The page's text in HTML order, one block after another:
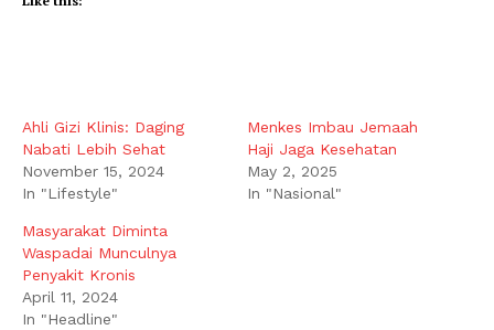
Ahli Gizi Klinis: Daging
Nabati Lebih Sehat
November 15, 2024
In "Lifestyle"
Menkes Imbau Jemaah
Haji Jaga Kesehatan
May 2, 2025
In "Nasional"
Masyarakat Diminta
Waspadai Munculnya
Penyakit Kronis
April 11, 2024
In "Headline"